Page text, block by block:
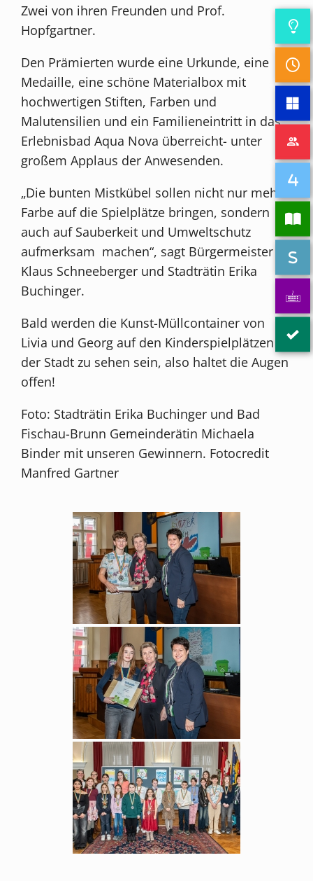
Zwei von ihren Freunden und Prof.
Hopfgartner.
Den Prämierten wurde eine Urkunde, eine
Medaille, eine schöne Materialbox mit
hochwertigen Stiften, Farben und
Malutensilien und ein Familieneintritt in das
Erlebnisbad Aqua Nova überreicht- unter
großem Applaus der Anwesenden.
„Die bunten Mistkübel sollen nicht nur mehr
Farbe auf die Spielplätze bringen, sondern
auch auf Sauberkeit und Umweltschutz
aufmerksam machen“, sagt Bürgermeister
Klaus Schneeberger und Stadträtin Erika
Buchinger.
Bald werden die Kunst-Müllcontainer von
Livia und Georg auf den Kinderspielplätzen
der Stadt zu sehen sein, also haltet die Augen
offen!
Foto: Stadträtin Erika Buchinger und Bad
Fischau-Brunn Gemeinderätin Michaela
Binder mit unseren Gewinnern. Fotocredit
Manfred Gartner